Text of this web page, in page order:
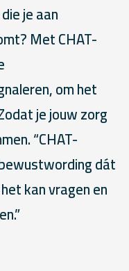
je aan
Met CHAT-
om het
je jouw zorg
“CHAT-
dát
kan vragen en